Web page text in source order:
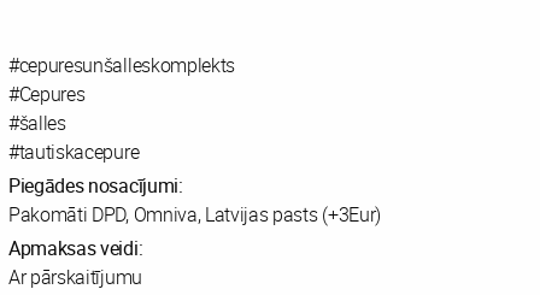
#cepuresunšalleskomplekts
#Cepures
#šalles
#tautiskacepure
Piegādes nosacījumi:
Pakomāti DPD, Omniva, Latvijas pasts (+3Eur)
Apmaksas veidi:
Ar pārskaitījumu